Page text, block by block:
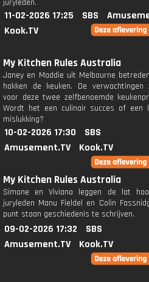
juryleden.
11-02-2026 17:25 SBS
Kook.TV
My Kitchen Rules Australia
Janey en Maddie uit Melbourne
hakken de keuken. De verwachtingen
voor deze twee zelfbenoemde
Wordt het een culinair succes of een
mislukking?
10-02-2026 17:30
SBS
Amusement.TV
Kook.TV
My Kitchen Rules Australia
Simone en Viviana leggen de lat
juryleden Manu Fieldel en Colin
punt staan geschiedenis te schrijven.
09-02-2026 17:32
SBS
Amusement.TV
Kook.TV